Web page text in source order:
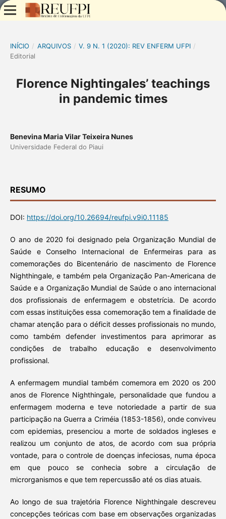
INÍCIO / ARQUIVOS / V. 9 N. 1 (2020): REV ENFERM UFPI /
Editorial
Florence Nightingales’ teachings
in pandemic times
Benevina Maria Vilar Teixeira Nunes
Universidade Federal do Piaui
RESUMO
DOI: https://doi.org/10.26694/reufpi.v9i0.11185
O ano de 2020 foi designado pela Organização Mundial de
Saúde e Conselho Internacional de Enfermeiras para as
comemorações do Bicentenário de nascimento de Florence
Nighthingale, e também pela Organização Pan-Americana de
Saúde e a Organização Mundial de Saúde o ano internacional
dos profissionais de enfermagem e obstetrícia. De acordo
com essas instituições essa comemoração tem a finalidade de
chamar atenção para o déficit desses profissionais no mundo,
como também defender investimentos para aprimorar as
condições de trabalho educação e desenvolvimento
profissional.
A enfermagem mundial também comemora em 2020 os 200
anos de Florence Nighthingale, personalidade que fundou a
enfermagem moderna e teve notoriedade a partir de sua
participação na Guerra a Criméia (1853-1856), onde conviveu
com epidemias, presenciou a morte de soldados ingleses e
realizou um conjunto de atos, de acordo com sua própria
vontade, para o controle de doenças infeciosas, numa época
em que pouco se conhecia sobre a circulação de
microrganismos e que tem repercussão até os dias atuais.
Ao longo de sua trajetória Florence Nighthingale descreveu
concepções teóricas com base em observações organizadas